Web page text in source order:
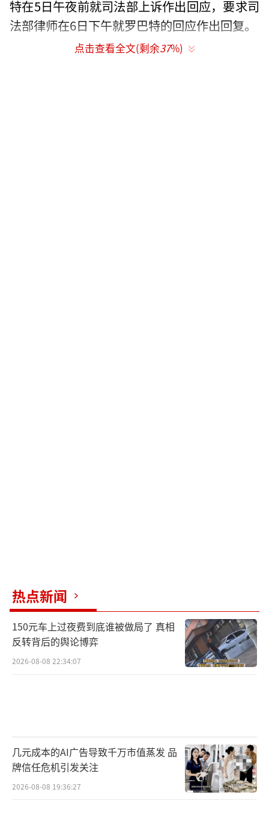
特在5日午夜前就司法部上诉作出回应，要求司
法部律师在6日下午就罗巴特的回应作出回复。
“罗巴特裁决”发布后，美国国土安全部
点击查看全文(剩余37%)
热点新闻
150元车上过夜费到底谁被做局了 真相
反转背后的舆论博弈
2026-08-08 22:34:07
几元成本的AI广告导致千万市值蒸发 品
牌信任危机引发关注
2026-08-08 19:36:27